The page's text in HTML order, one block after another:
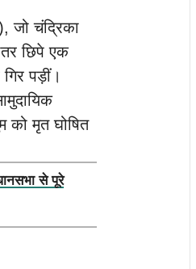
जो चंद्रिका
छिपे एक
पड़ीं।
को मृत घोषित
से पूरे